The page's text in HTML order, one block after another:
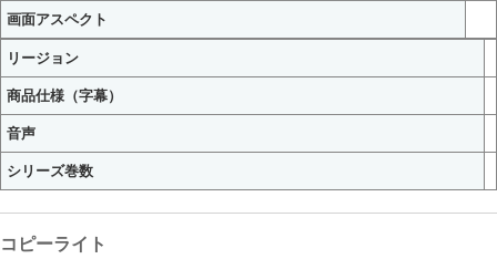
画面アスペクト
リージョン
商品仕様（字幕）
音声
シリーズ巻数
コピーライト